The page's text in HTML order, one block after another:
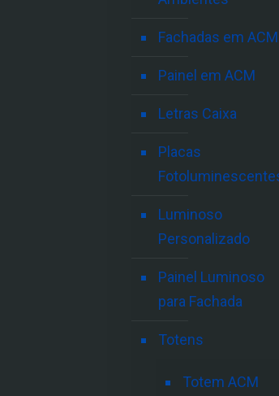
Fachadas em ACM
Painel em ACM
Letras Caixa
Placas
Luminoso
Personalizado
Painel Luminoso
para Fachada
Totens
Totem ACM